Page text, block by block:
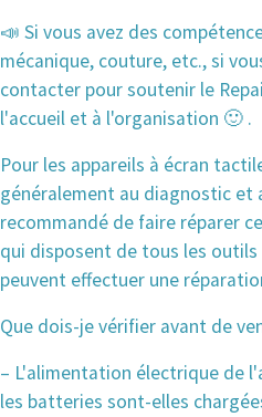
📣 Si vous avez des
mécanique, couture, etc., si
contacter pour soutenir le
l'accueil et à l'organisation 🙂 .
Pour les appareils à écran
généralement au diagnostic
recommandé de faire réparer
qui disposent de tous les
peuvent effectuer une
Que dois-je vérifier avant de
– L'alimentation électrique de
les batteries sont-elles